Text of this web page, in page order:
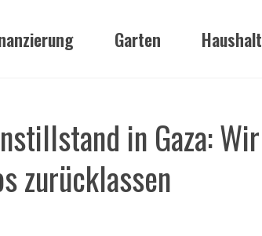
Garten Haushalt
in Gaza: Wir
zurücklassen